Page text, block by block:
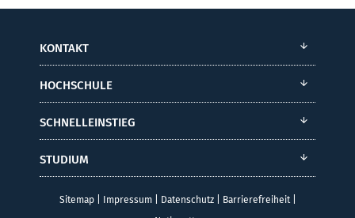
KONTAKT
HOCHSCHULE
SCHNELLEINSTIEG
STUDIUM
Sitemap| Impressum| Datenschutz| Barrierefreiheit|